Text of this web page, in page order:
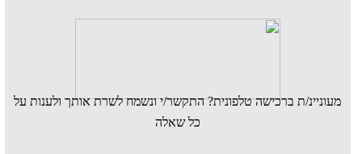
מעוניינ/ת ברכישה טלפונית? התקשר/י ונשמח לשרת אותך ולענות על
כל שאלה